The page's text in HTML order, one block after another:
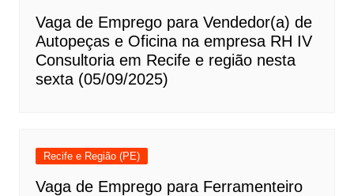
Vaga de Emprego para Vendedor(a) de
Autopeças e Oficina na empresa RH IV
Consultoria em Recife e região nesta
sexta (05/09/2025)
Recife e Região (PE)
Vaga de Emprego para Ferramenteiro